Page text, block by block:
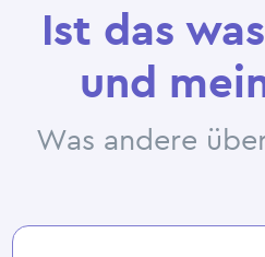
Ist das
und
Was andere